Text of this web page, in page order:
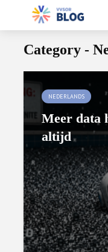
Category -
NEDERLANDS
Meer data
altijd